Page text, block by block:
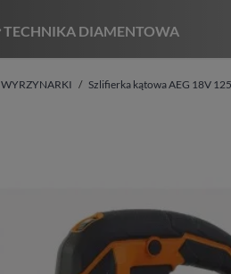
TECHNIKA DIAMENTOWA
WYRZYNARKI Szlifierka kątowa AEG 18V